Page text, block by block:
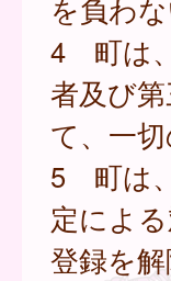
を負わ
4 町は
者及び
て、一
5 町は
定によ
登録を